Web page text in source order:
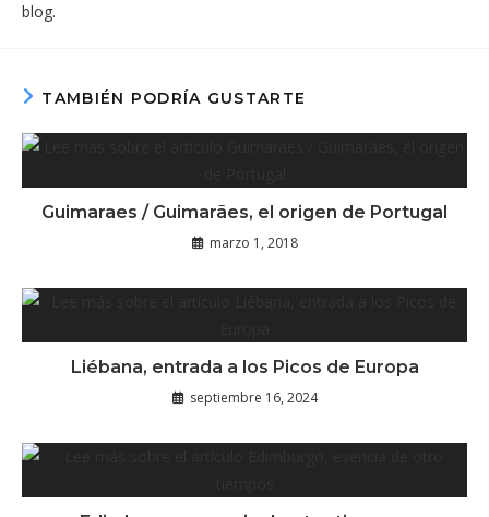
blog.
TAMBIÉN PODRÍA GUSTARTE
Guimaraes / Guimarães, el origen de Portugal
marzo 1, 2018
Liébana, entrada a los Picos de Europa
septiembre 16, 2024